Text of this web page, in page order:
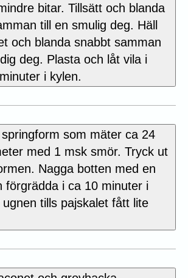
bitar. Tillsätt och blanda
till en smulig deg. Häll
och blanda snabbt samman
deg. Plasta och låt vila i
i kylen.
som mäter ca 24
med 1 msk smör. Tryck ut
Nagga botten med en
förgrädda i ca 10 minuter i
tills pajskalet fått lite